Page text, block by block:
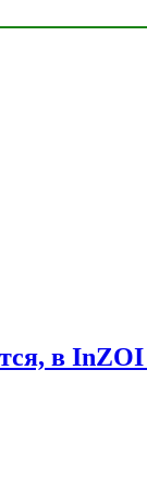
в